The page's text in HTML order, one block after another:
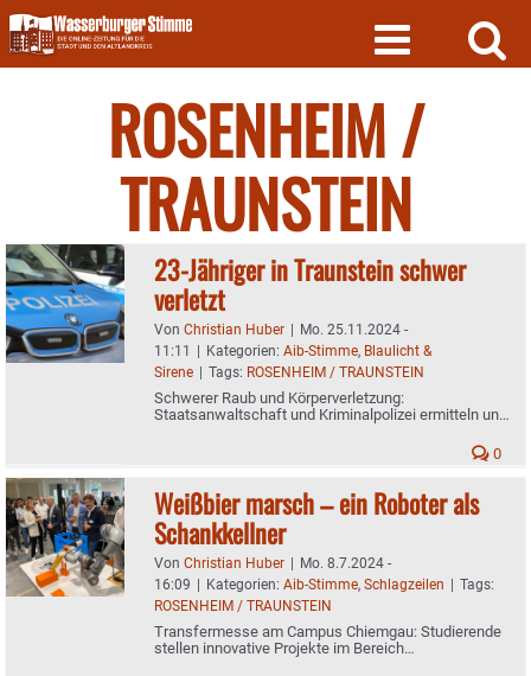
Skip
to
content
ROSENHEIM /
TRAUNSTEIN
23-Jähriger in Traunstein schwer
verletzt
Von Christian Huber | Mo. 25.11.2024 -
11:11 | Kategorien: Aib-Stimme, Blaulicht &
Sirene | Tags: ROSENHEIM / TRAUNSTEIN
Schwerer Raub und Körperverletzung:
Staatsanwaltschaft und Kriminalpolizei ermitteln und
0
Weißbier marsch – ein Roboter als
Schankkellner
Von Christian Huber | Mo. 8.7.2024 -
16:09 | Kategorien: Aib-Stimme, Schlagzeilen | Tags:
ROSENHEIM / TRAUNSTEIN
Transfermesse am Campus Chiemgau: Studierende
stellen innovative Projekte im Bereich